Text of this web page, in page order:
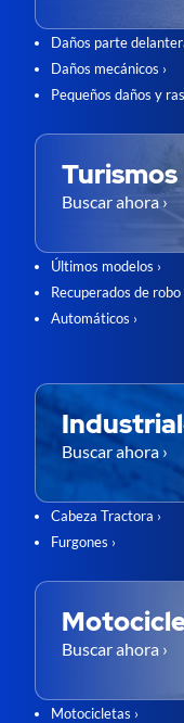
Daños parte
Daños mecánicos ›
Pequeños daños y
Turismos
Buscar ahora ›
Últimos modelos ›
Recuperados de robo
Automáticos ›
Buscar ahora ›
Cabeza Tractora ›
Furgones ›
Buscar ahora ›
Motocicletas ›